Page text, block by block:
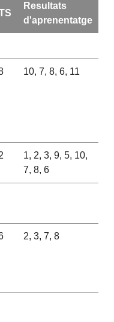
Resultats
d'aprenentatge
10, 7, 8, 6, 11
1, 2, 3, 9, 5, 10,
7, 8, 6
2, 3, 7, 8